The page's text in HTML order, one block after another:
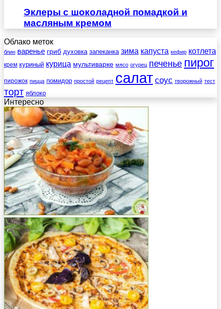
Эклеры с шоколадной помадкой и
масляным кремом
Облако меток
блин варенье гриб духовка запеканка зима капуста кефир котлета
крем куриный курица мультиварке мясо огурец печенье пирог
пирожок пицца помидор простой рецепт салат соус творожный тест
торт яблоко
Интересно